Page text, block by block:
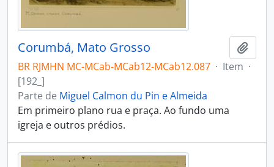
Corumbá, Mato Grosso
BR RJMHN MC-MCab-MCab12-MCab12.087 · Item ·
[192_]
Parte de Miguel Calmon du Pin e Almeida
Em primeiro plano rua e praça. Ao fundo uma
igreja e outros prédios.